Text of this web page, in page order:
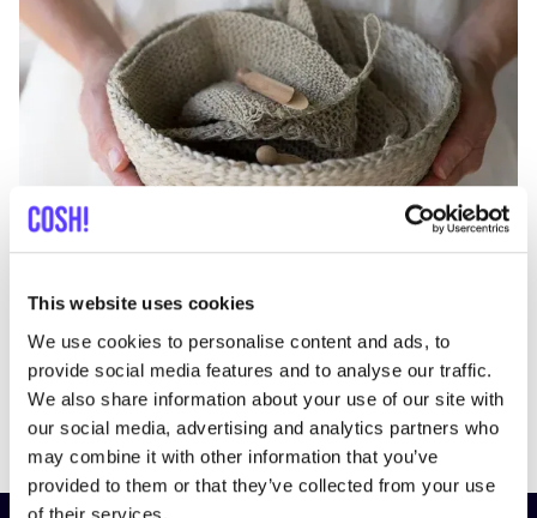
This website uses cookies
We use cookies to personalise content and ads, to
provide social media features and to analyse our traffic.
We also share information about your use of our site with
our social media, advertising and analytics partners who
may combine it with other information that you’ve
provided to them or that they’ve collected from your use
of their services.
PreviousNext